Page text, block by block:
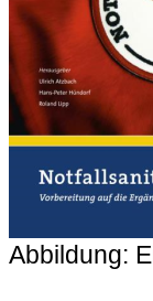
Abbildung: